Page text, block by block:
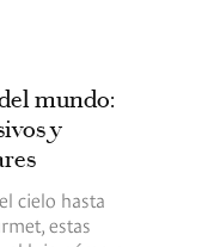
mundo:
y
cielo hasta
estas